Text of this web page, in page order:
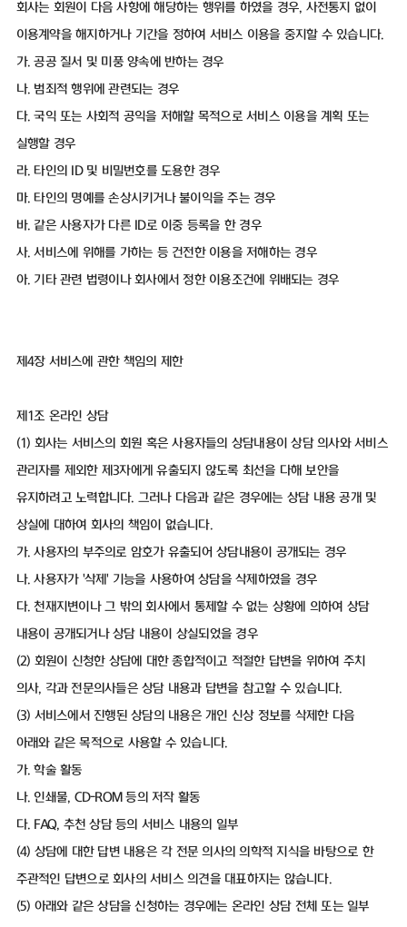
회사는 회원이 다음 사항에 해당하는 행위를 하였을 경우, 사전통지 없이
이용계약을 해지하거나 기간을 정하여 서비스 이용을 중지할 수 있습니다.
가. 공공 질서 및 미풍 양속에 반하는 경우
나. 범죄적 행위에 관련되는 경우
다. 국익 또는 사회적 공익을 저해할 목적으로 서비스 이용을 계획 또는
실행할 경우
라. 타인의 ID 및 비밀번호를 도용한 경우
마. 타인의 명예를 손상시키거나 불이익을 주는 경우
바. 같은 사용자가 다른 ID로 이중 등록을 한 경우
사. 서비스에 위해를 가하는 등 건전한 이용을 저해하는 경우
아. 기타 관련 법령이나 회사에서 정한 이용조건에 위배되는 경우
제4장 서비스에 관한 책임의 제한
제1조 온라인 상담
(1) 회사는 서비스의 회원 혹은 사용자들의 상담내용이 상담 의사와 서비스
관리자를 제외한 제3자에게 유출되지 않도록 최선을 다해 보안을
유지하려고 노력합니다. 그러나 다음과 같은 경우에는 상담 내용 공개 및
상실에 대하여 회사의 책임이 없습니다.
가. 사용자의 부주의로 암호가 유출되어 상담내용이 공개되는 경우
나. 사용자가 '삭제' 기능을 사용하여 상담을 삭제하였을 경우
다. 천재지변이나 그 밖의 회사에서 통제할 수 없는 상황에 의하여 상담
내용이 공개되거나 상담 내용이 상실되었을 경우
(2) 회원이 신청한 상담에 대한 종합적이고 적절한 답변을 위하여 주치
의사, 각과 전문의사들은 상담 내용과 답변을 참고할 수 있습니다.
(3) 서비스에서 진행된 상담의 내용은 개인 신상 정보를 삭제한 다음
아래와 같은 목적으로 사용할 수 있습니다.
가. 학술 활동
나. 인쇄물, CD-ROM 등의 저작 활동
다. FAQ, 추천 상담 등의 서비스 내용의 일부
(4) 상담에 대한 답변 내용은 각 전문 의사의 의학적 지식을 바탕으로 한
주관적인 답변으로 회사의 서비스 의견을 대표하지는 않습니다.
(5) 아래와 같은 상담을 신청하는 경우에는 온라인 상담 전체 또는 일부